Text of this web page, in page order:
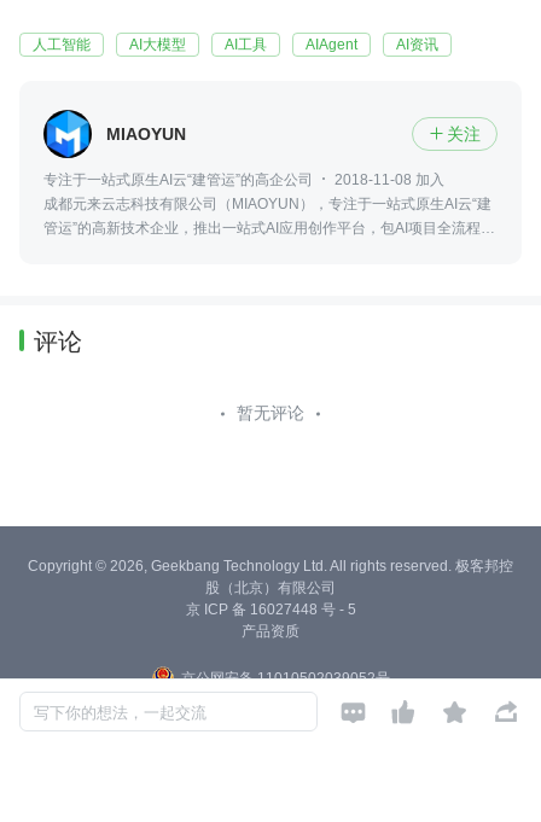
人工智能 AI大模型 AI工具 AIAgent AI资讯
MIAOYUN  关注
专注于一站式原生AI云“建管运”的高企公司
2018-11-08 加入
成都元来云志科技有限公司（MIAOYUN），专注于一站式原生AI云“建
管运”的高新技术企业，推出一站式AI应用创作平台，包AI项目全流程部
评论
暂无评论
写下你的想法，一起交流    
Copyright © 2026, Geekbang Technology Ltd. All rights reserved. 极客邦控
股（北京）有限公司
京 ICP 备 16027448 号 - 5
产品资质
京公网安备 11010502039052号